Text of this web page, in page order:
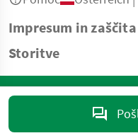
Impresum in
Storitve
© Copyright 2026 Landwirt.com
informacije brez garancije –
marktplatz@landwirt.com